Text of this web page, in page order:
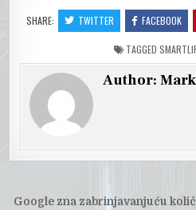
SHARE: TWITTER FACEBOOK
TAGGED
Author:
Post
Google zna zabrinjavanjuću